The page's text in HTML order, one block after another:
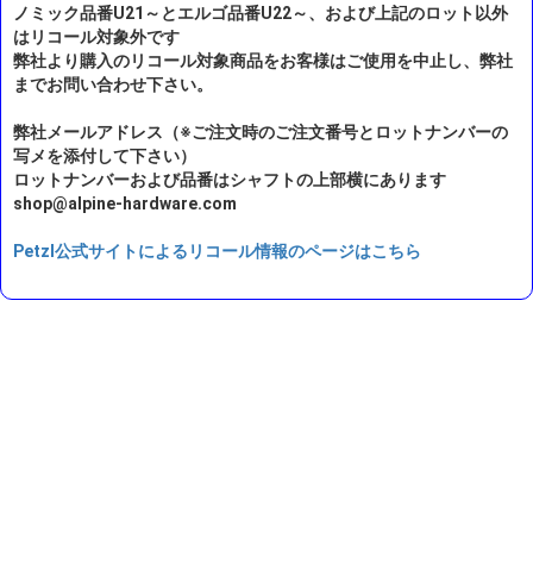
ノミック品番U21～とエルゴ品番U22～、および上記のロット以外
はリコール対象外です
弊社より購入のリコール対象商品をお客様はご使用を中止し、弊社
までお問い合わせ下さい。
弊社メールアドレス（※ご注文時のご注文番号とロットナンバーの
写メを添付して下さい）
ロットナンバーおよび品番はシャフトの上部横にあります
shop@alpine-hardware.com
Petzl公式サイトによるリコール情報のページはこちら